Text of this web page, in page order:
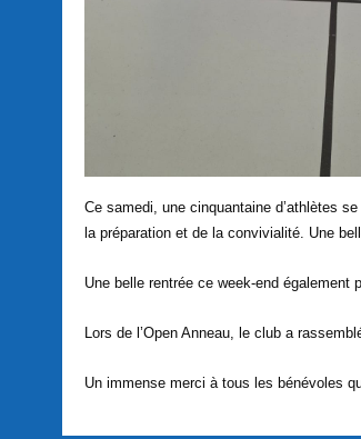
Ce samedi, une cinquantaine d’athlètes
la préparation et de la convivialité. Une
Une belle rentrée ce week-end
Lors de l’Open Anneau, le club a
Un immense merci à tous les bénévoles